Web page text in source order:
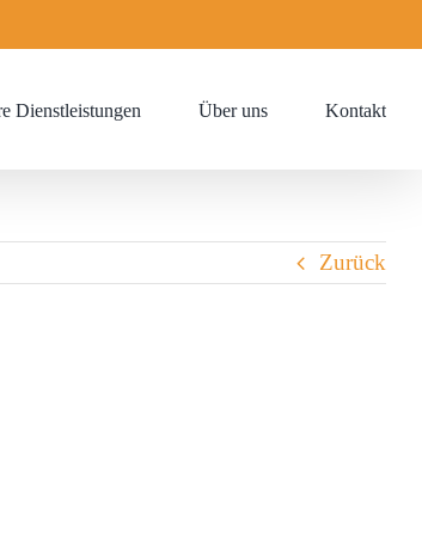
Dienstleistungen Über uns Kontakt
Zurück